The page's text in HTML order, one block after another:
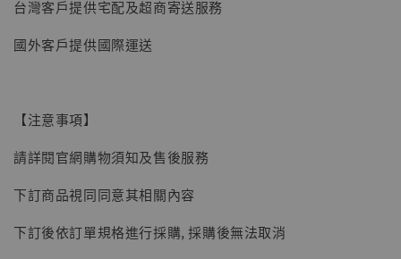
台灣客戶提供宅配及超商寄送服務
國外客戶提供國際運送
【注意事項】
請詳閱官網購物須知及售後服務
下訂商品視同同意其相關內容
下訂後依訂單規格進行採購, 採購後無法取消